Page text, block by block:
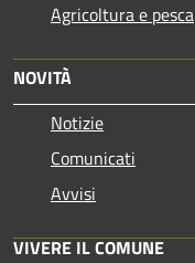
Agricoltura e pesca
NOVITÀ
Notizie
Comunicati
Avvisi
VIVERE IL COMUNE